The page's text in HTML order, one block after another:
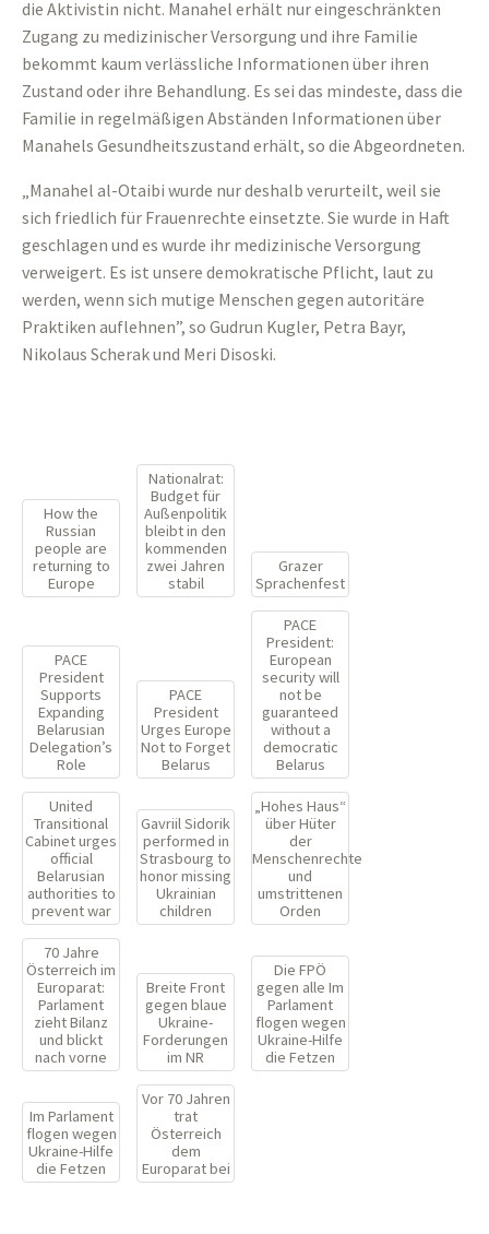
die Aktivistin nicht. Manahel erhält nur eingeschränkten
Zugang zu medizinischer Versorgung und ihre Familie
bekommt kaum verlässliche Informationen über ihren
Zustand oder ihre Behandlung. Es sei das mindeste, dass die
Familie in regelmäßigen Abständen Informationen über
Manahels Gesundheitszustand erhält, so die Abgeordneten.
„Manahel al-Otaibi wurde nur deshalb verurteilt, weil sie
sich friedlich für Frauenrechte einsetzte. Sie wurde in Haft
geschlagen und es wurde ihr medizinische Versorgung
verweigert. Es ist unsere demokratische Pflicht, laut zu
werden, wenn sich mutige Menschen gegen autoritäre
Praktiken auflehnen”, so Gudrun Kugler, Petra Bayr,
Nikolaus Scherak und Meri Disoski.
How the
Russian
people are
returning to
Europe
Nationalrat:
Budget für
Außenpolitik
bleibt in den
kommenden
zwei Jahren
stabil
Grazer
Sprachenfest
PACE
President
Supports
Expanding
Belarusian
Delegation’s
Role
PACE
President
Urges Europe
Not to Forget
Belarus
PACE
President:
European
security will
not be
guaranteed
without a
democratic
Belarus
United
Transitional
Cabinet urges
official
Belarusian
authorities to
prevent war
Gavriil Sidorik
performed in
Strasbourg to
honor missing
Ukrainian
children
„Hohes Haus“
über Hüter
der
Menschenrechte
und
umstrittenen
Orden
70 Jahre
Österreich im
Europarat:
Parlament
zieht Bilanz
und blickt
nach vorne
Breite Front
gegen blaue
Ukraine-
Forderungen
im NR
Die FPÖ
gegen alle Im
Parlament
flogen wegen
Ukraine-Hilfe
die Fetzen
Im Parlament
flogen wegen
Ukraine-Hilfe
die Fetzen
Vor 70 Jahren
trat
Österreich
dem
Europarat bei